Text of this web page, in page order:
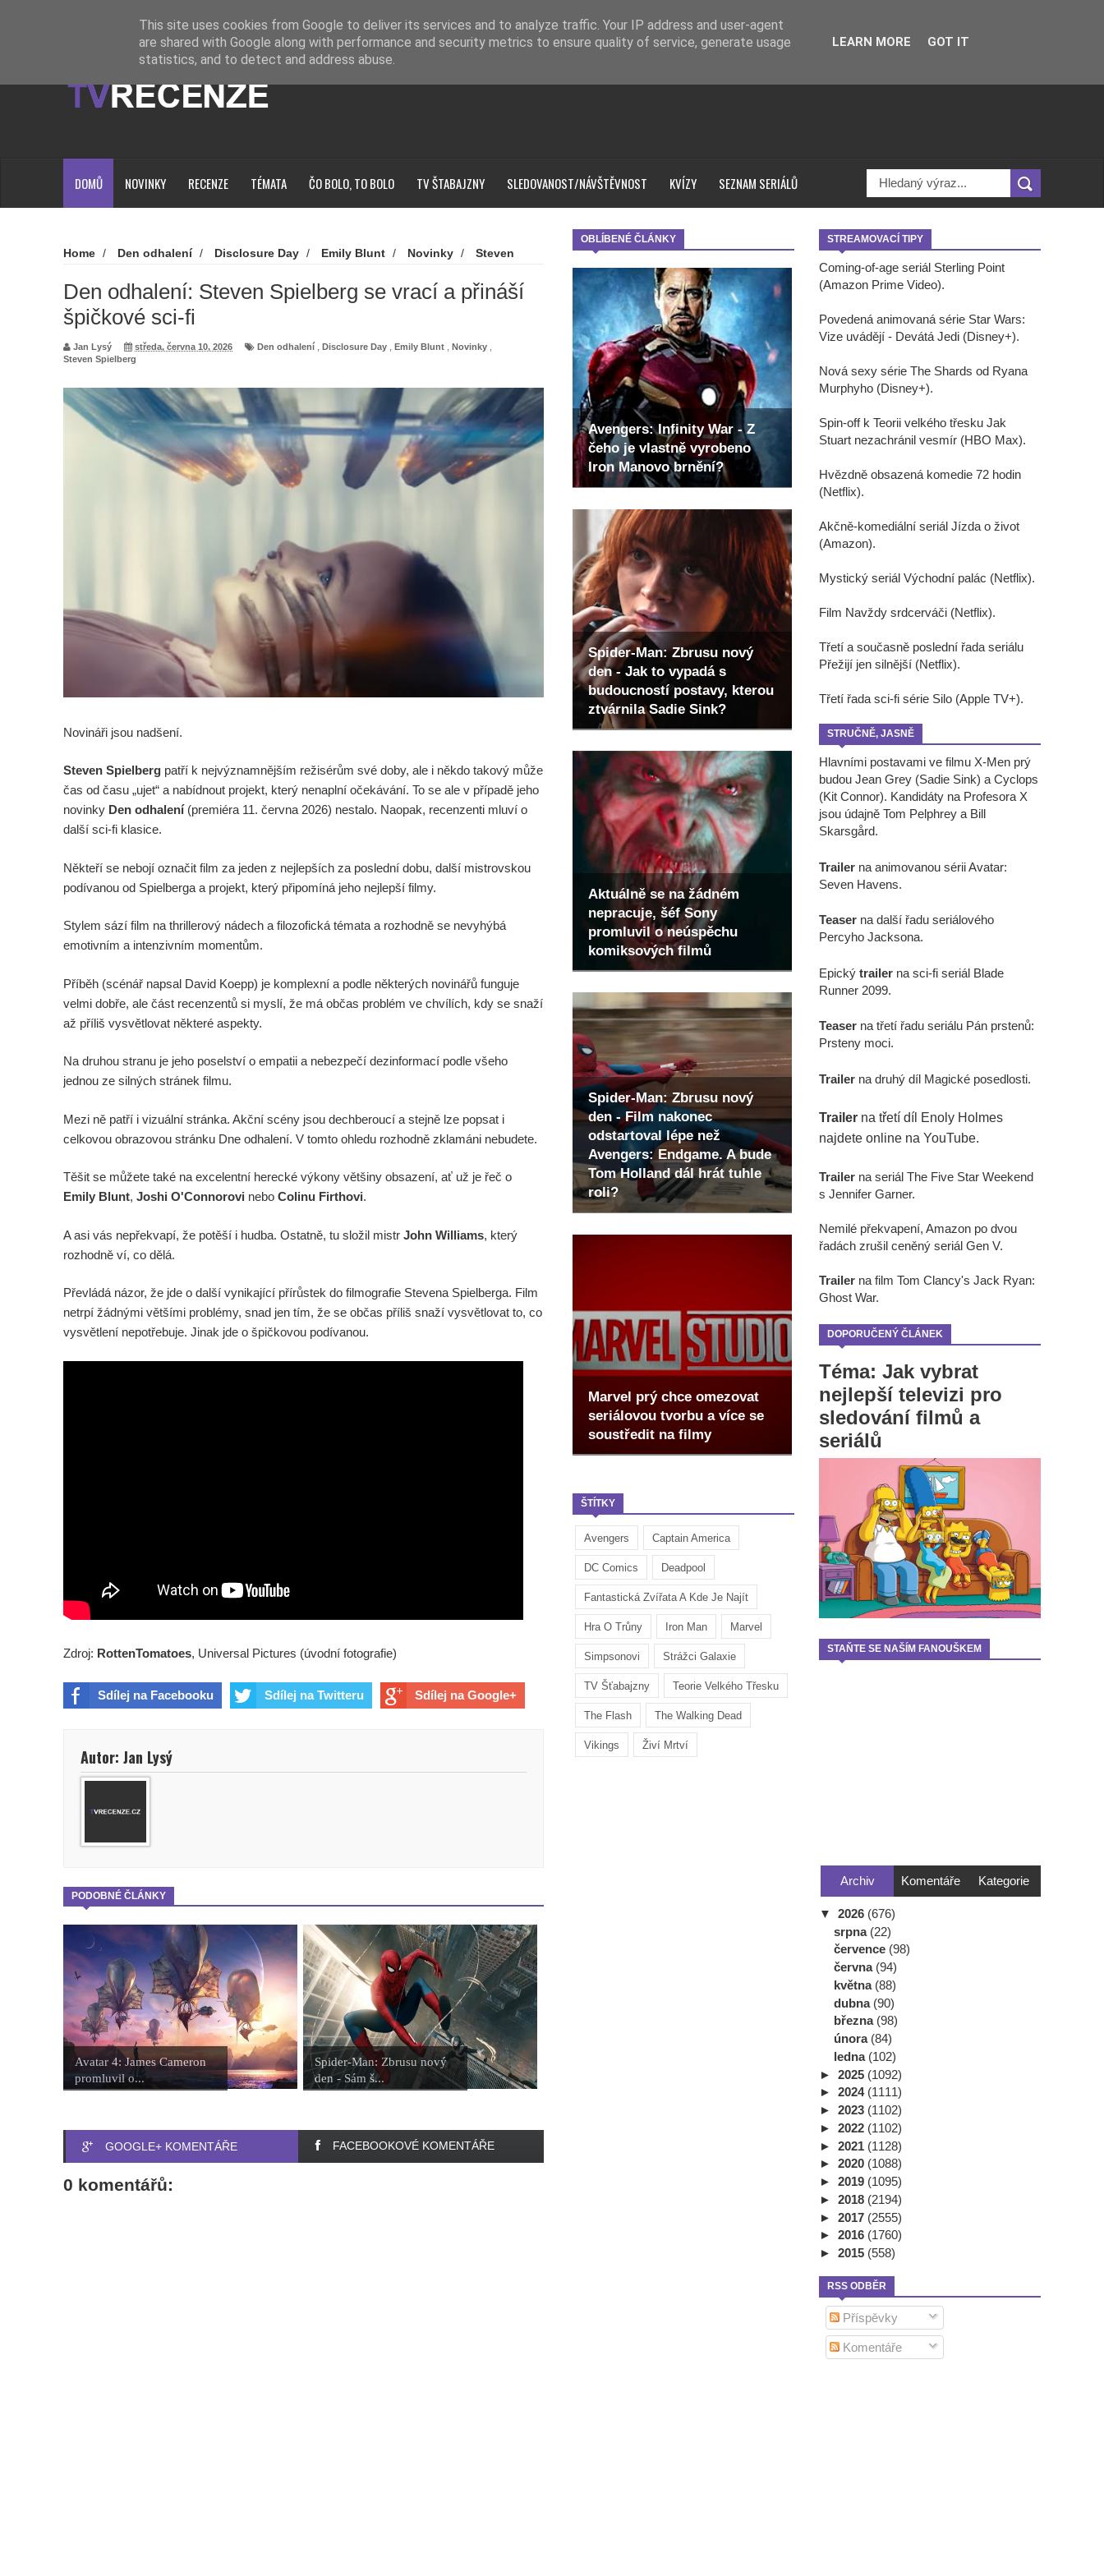
Loading...
DOMŮ NOVINKY RECENZE TÉMATA ČO BOLO, TO BOLO TV ŠTABAJZNY SLEDOVANOST/NÁVŠTĚVNOST KVÍZY SEZNAM SERIÁLŮ
OBLÍBENÉ ČLÁNKY
Avengers: Infinity War - Z
čeho je vlastně vyrobeno
Iron Manovo brnění?
Spider-Man: Zbrusu nový
den - Jak to vypadá s
budoucností postavy, kterou
ztvárnila Sadie Sink?
Aktuálně se na žádném
nepracuje, šéf Sony
promluvil o neúspěchu
komiksových filmů
Spider-Man: Zbrusu nový
den - Film nakonec
odstartoval lépe než
Avengers: Endgame. A bude
Tom Holland dál hrát tuhle
roli?
Marvel prý chce omezovat
seriálovou tvorbu a více se
soustředit na filmy
ŠTÍTKY
Avengers Captain America
DC Comics Deadpool
Fantastická Zvířata A Kde Je Najít
Hra O Trůny Iron Man Marvel
Simpsonovi Strážci Galaxie
TV Šťabajzny Teorie Velkého Třesku
The Flash The Walking Dead
Vikings Živí Mrtví
Home / Den odhalení / Disclosure Day / Emily Blunt / Novinky /
Steven
Den odhalení: Steven Spielberg se vrací a přináší
špičkové sci-fi
Jan Lysý středa, června 10, 2026 Den odhalení Disclosure Day Emily Blunt Novinky
Steven Spielberg
Novináři jsou nadšení.
Steven Spielberg patří k nejvýznamnějším režisérům své doby, ale i někdo takový může
čas od času „ujet“ a nabídnout projekt, který nenaplní očekávání. To se ale v případě jeho
novinky Den odhalení(premiéra 11. června 2026) nestalo. Naopak, recenzenti mluví o
další sci-fi klasice.
Někteří se nebojí označit film za jeden z nejlepších za poslední dobu, další mistrovskou
podívanou od Spielberga a projekt, který připomíná jeho nejlepší filmy.
Stylem sází film na thrillerový nádech a filozofická témata a rozhodně se nevyhýbá
emotivním a intenzivním momentům.
Příběh (scénář napsal David Koepp) je komplexní a podle některých novinářů funguje
velmi dobře, ale část recenzentů si myslí, že má občas problém ve chvílích, kdy se snaží
až příliš vysvětlovat některé aspekty.
Na druhou stranu je jeho poselství o empatii a nebezpečí dezinformací podle všeho
jednou ze silných stránek filmu.
Mezi ně patří i vizuální stránka. Akční scény jsou dechberoucí a stejně lze popsat i
celkovou obrazovou stránku Dne odhalení. V tomto ohledu rozhodně zklamáni nebudete.
Těšit se můžete také na excelentní herecké výkony většiny obsazení, ať už je řeč o
Emily Blunt, Joshi O'Connorovi nebo Colinu Firthovi.
A asi vás nepřekvapí, že potěší i hudba. Ostatně, tu složil mistr John Williams, který
rozhodně ví, co dělá.
Převládá názor, že jde o další vynikající přírůstek do filmografie Stevena Spielberga. Film
netrpí žádnými většími problémy, snad jen tím, že se občas příliš snaží vysvětlovat to, co
vysvětlení nepotřebuje. Jinak jde o špičkovou podívanou.
Zdroj: RottenTomatoes, Universal Pictures (úvodní fotografie)
Sdílej na Facebooku Sdílej na Twitteru Sdílej na Google+
Autor: Jan Lysý
PODOBNÉ ČLÁNKY
Avatar 4: James Cameron
promluvil o...
Spider-Man: Zbrusu nový
den - Sám š...
GOOGLE+ KOMENTÁŘE FACEBOOKOVÉ KOMENTÁŘE
0 komentářů:
STREAMOVACÍ TIPY
Coming-of-age seriál Sterling Point
(Amazon Prime Video).
Povedená animovaná série Star Wars:
Vize uvádějí - Devátá Jedi (Disney+).
Nová sexy série The Shards od Ryana
Murphyho (Disney+).
Spin-off k Teorii velkého třesku Jak
Stuart nezachránil vesmír (HBO Max).
Hvězdně obsazená komedie 72 hodin
(Netflix).
Akčně-komediální seriál Jízda o život
(Amazon).
Mystický seriál Východní palác (Netflix).
Film Navždy srdcerváči (Netflix).
Třetí a současně poslední řada seriálu
Přežijí jen silnější (Netflix).
Třetí řada sci-fi série Silo (Apple TV+).
STRUČNĚ, JASNĚ
Hlavními postavami ve filmu X-Men prý
budou Jean Grey (Sadie Sink) a Cyclops
(Kit Connor). Kandidáty na Profesora X
jsou údajně Tom Pelphrey a Bill
Skarsgård.
Trailer na animovanou sérii Avatar:
Seven Havens.
Teaser na další řadu seriálového
Percyho Jacksona.
Epický trailer na sci-fi seriál Blade
Runner 2099.
Teaser na třetí řadu seriálu Pán prstenů:
Prsteny moci.
Trailer na druhý díl Magické posedlosti.
Trailer na třetí díl Enoly Holmes
najdete online na YouTube.
Trailer na seriál The Five Star Weekend
s Jennifer Garner.
Nemilé překvapení, Amazon po dvou
řadách zrušil ceněný seriál Gen V.
Trailer na film Tom Clancy's Jack Ryan:
Ghost War.
DOPORUČENÝ ČLÁNEK
Téma: Jak vybrat
nejlepší televizi pro
sledování filmů a
seriálů
STAŇTE SE NAŠÍM FANOUŠKEM
Archiv Komentáře Kategorie
▼ 2026 (676)
srpna (22)
července (98)
června (94)
května (88)
dubna (90)
března (98)
února (84)
ledna (102)
► 2025 (1092)
► 2024 (1111)
► 2023 (1102)
► 2022 (1102)
► 2021 (1128)
► 2020 (1088)
► 2019 (1095)
► 2018 (2194)
► 2017 (2555)
► 2016 (1760)
► 2015 (558)
RSS ODBĚR
Příspěvky
Komentáře
This site uses cookies from Google to deliver its services and to analyze traffic. Your IP address and user-agent
are shared with Google along with performance and security metrics to ensure quality of service, generate usage
statistics, and to detect and address abuse.
LEARN MORE GOT IT